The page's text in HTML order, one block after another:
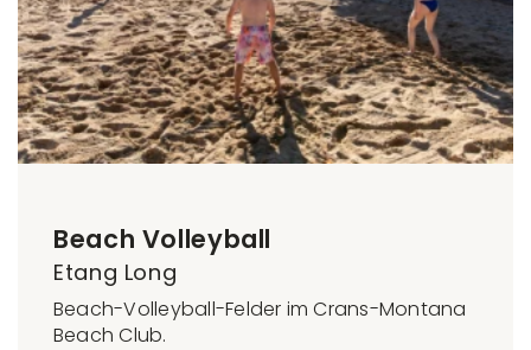
Beach Volleyball
Etang Long
Beach-Volleyball-Felder im Crans-Montana
Beach Club.